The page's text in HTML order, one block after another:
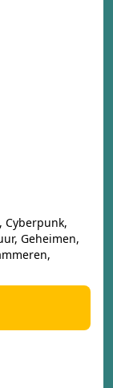
Cyberpunk,
Geheimen,